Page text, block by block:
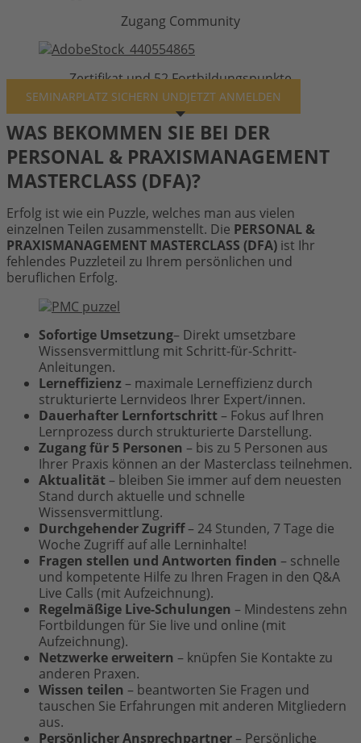
Zugang Community
Zertifikat und 52 Fortbildungspunkte
SEMINARPLATZ SICHERN UNDJETZT ANMELDEN
WAS BEKOMMEN SIE BEI DER
PERSONAL & PRAXISMANAGEMENT
MASTERCLASS (DFA)?
Erfolg ist wie ein Puzzle, welches man aus vielen
einzelnen Teilen zusammenstellt. Die PERSONAL &
PRAXISMANAGEMENT MASTERCLASS (DFA) ist Ihr
fehlendes Puzzleteil zu Ihrem persönlichen und
beruflichen Erfolg.
Sofortige Umsetzung– Direkt umsetzbare
Wissensvermittlung mit Schritt-für-Schritt-
Anleitungen.
Lerneffizienz– maximale Lerneffizienz durch
strukturierte Lernvideos Ihrer Expert/innen.
Dauerhafter Lernfortschritt– Fokus auf Ihren
Lernprozess durch strukturierte Darstellung.
Zugang für 5 Personen – bis zu 5 Personen aus
Ihrer Praxis können an der Masterclass teilnehmen.
Aktualität– bleiben Sie immer auf dem neuesten
Stand durch aktuelle und schnelle
Wissensvermittlung.
Durchgehender Zugriff– 24 Stunden, 7 Tage die
Woche Zugriff auf alle Lerninhalte!
Fragen stellen und Antworten finden – schnelle
und kompetente Hilfe zu Ihren Fragen in den Q&A
Live Calls (mit Aufzeichnung).
Regelmäßige Live-Schulungen – Mindestens zehn
Fortbildungen für Sie live und online (mit
Aufzeichnung).
Netzwerke erweitern – knüpfen Sie Kontakte zu
anderen Praxen.
Wissen teilen – beantworten Sie Fragen und
tauschen Sie Erfahrungen mit anderen Mitgliedern
aus.
Persönlicher Ansprechpartner– Persönliche